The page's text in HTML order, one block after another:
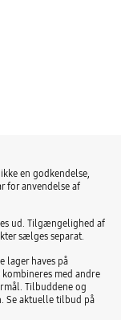
en godkendelse,
for anvendelse af
ud. Tilgængelighed af
sælges separat.
lager haves på
med andre
Tilbuddene og
Se aktuelle tilbud på